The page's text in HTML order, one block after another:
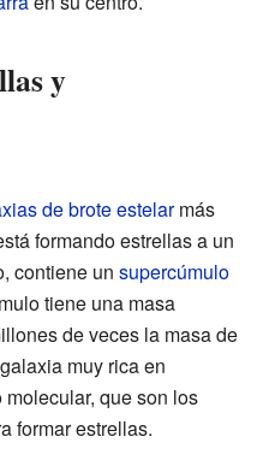
y
de brote estelarmás
formando estrellas a un
contiene un supercúmulo
tiene una masa
de veces la masa de
muy rica en
que son los
formar estrellas.